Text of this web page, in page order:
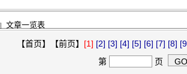
文章一览表
【首页】【前页】 [1] [2] [3] [4] [5] [6] [7] [8]
第
页